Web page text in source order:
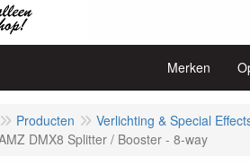
Merken
Producten Verlichting & Special
DMX8 Splitter / Booster - 8-way